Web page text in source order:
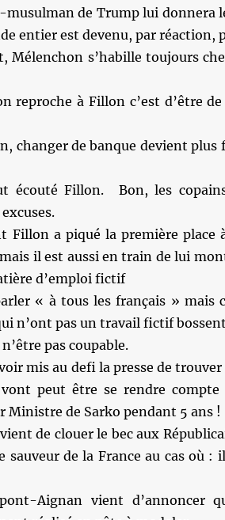
musulman de Trump lui donnera
entier est devenu, par réaction,
Mélenchon s’habille toujours
reproche à Fillon c’est d’être
changer de banque devient plus
écouté Fillon. Bon, les
Fillon a piqué la première place
il est aussi en train de lui
d’emploi fictif
« à tous les français » mais
n’ont pas un travail fictif
pas coupable.
mis au defi la presse de trouver
peut être se rendre compte
Ministre de Sarko pendant 5 ans !
de clouer le bec aux
sauveur de la France au cas où
Aignan vient d’annoncer